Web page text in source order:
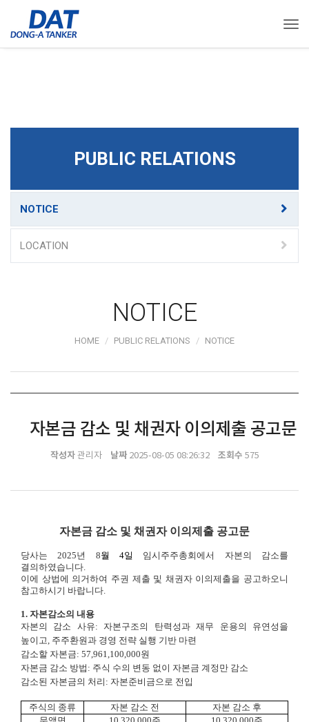
PUBLIC RELATIONS
NOTICE
LOCATION
NOTICE
HOME PUBLIC RELATIONS NOTICE
자본금 감소 및 채권자 이의제출 공고문
작성자관리자 날짜2025-08-05 08:26:32 조회수 575
자본금 감소 및 채권자 이의제출 공고문
당사는 2025년 8월 4일 임시주주총회에서 자본의 감소를
결의하였습니다.
이에 상법에 의거하여 주권 제출 및 채권자 이의제출을 공고하오니
참고하시기 바랍니다.
1. 자본감소의 내용
자본의 감소 사유: 자본구조의 탄력성과 재무 운용의 유연성을
높이고, 주주환원과 경영 전략 실행 기반 마련
감소할 자본금: 57,961,100,000원
자본금 감소 방법: 주식 수의 변동 없이 자본금 계정만 감소
감소된 자본금의 처리: 자본준비금으로 전입
주식의 종류 자본 감소 전
자본 감소 후